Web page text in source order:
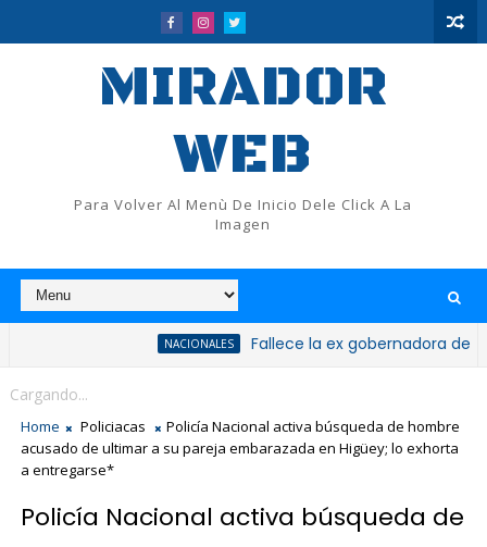
MIRADOR
WEB
Para Volver Al Menù De Inicio Dele Click A La
Imagen
Fallece la ex gobernadora de San
Cargando...
Home Policiacas
Policía Nacional activa búsqueda de hombre
acusado de ultimar a su pareja embarazada en Higüey; lo exhorta
a entregarse*
Policía Nacional activa búsqueda de